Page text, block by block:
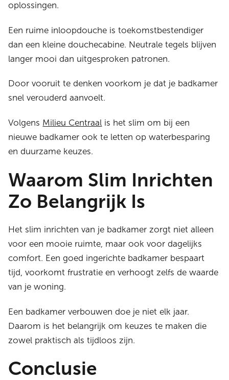
oplossingen.
Een ruime inloopdouche is toekomstbestendiger
dan een kleine douchecabine. Neutrale tegels blijven
langer mooi dan uitgesproken patronen.
Door vooruit te denken voorkom je dat je badkamer
snel verouderd aanvoelt.
Volgens Milieu Centraal is het slim om bij een
nieuwe badkamer ook te letten op waterbesparing
en duurzame keuzes.
Waarom Slim Inrichten
Zo Belangrijk Is
Het slim inrichten van je badkamer zorgt niet alleen
voor een mooie ruimte, maar ook voor dagelijks
comfort. Een goed ingerichte badkamer bespaart
tijd, voorkomt frustratie en verhoogt zelfs de waarde
van je woning.
Een badkamer verbouwen doe je niet elk jaar.
Daarom is het belangrijk om keuzes te maken die
zowel praktisch als tijdloos zijn.
Conclusie